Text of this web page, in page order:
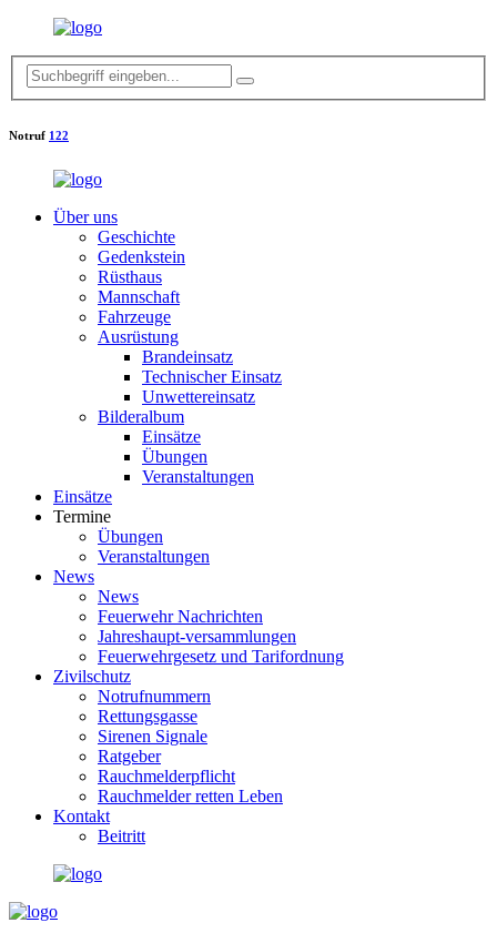
Notruf 122
Über uns
Geschichte
Gedenkstein
Rüsthaus
Mannschaft
Fahrzeuge
Ausrüstung
Brandeinsatz
Technischer Einsatz
Unwettereinsatz
Bilderalbum
Einsätze
Übungen
Veranstaltungen
Einsätze
Termine
Übungen
Veranstaltungen
News
News
Feuerwehr Nachrichten
Jahreshaupt-versammlungen
Feuerwehrgesetz und Tarifordnung
Zivilschutz
Notrufnummern
Rettungsgasse
Sirenen Signale
Ratgeber
Rauchmelderpflicht
Rauchmelder retten Leben
Kontakt
Beitritt